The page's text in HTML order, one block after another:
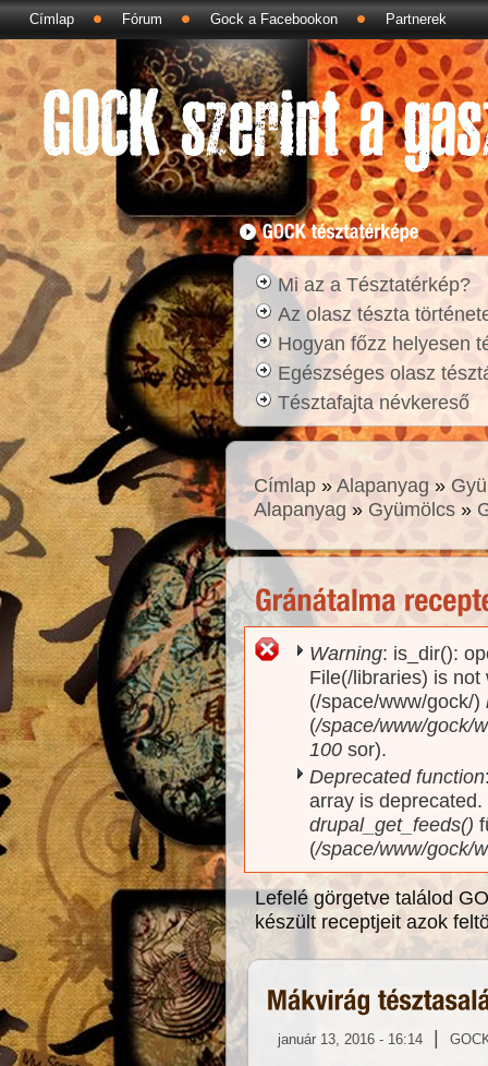
Címlap Fórum Gock a Facebookon Partnerek
Mi az a Tésztatérkép?
Az olasz tészta
Hogyan főzz helyesen
Egészséges olasz
Tésztafajta névkereső
Címlap »Alapanyag »
Alapanyag » Gyümölcs »
Hibaüzenet
Warning: is_dir():
File(/libraries) is
(/space/www/gock/)
(/space/www/gock/
100 sor).
Deprecated function
array is
drupal_get_feeds()
(/space/www/gock/
Lefelé görgetve találod
készült receptjeit azok
január 13, 2016 - 16:14 |